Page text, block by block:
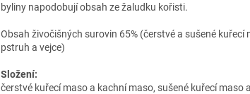
byliny napodobují obsah ze žaludku kořisti.
Obsah živočišných surovin 65% (čerstvé a sušené kuřecí
pstruh a vejce)
Složení:
čerstvé kuřecí maso a kachní maso, sušené kuřecí maso